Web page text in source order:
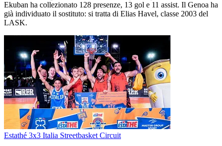
Ekuban ha collezionato 128 presenze, 13 gol e 11 assist. Il Genoa ha
già individuato il sostituto: si tratta di Elias Havel, classe 2003 del
LASK.
Estathé 3x3 Italia Streetbasket Circuit